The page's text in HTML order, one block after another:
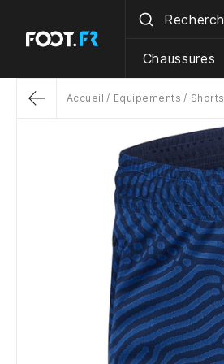
Chaussures
Accueil Equipements Shorts